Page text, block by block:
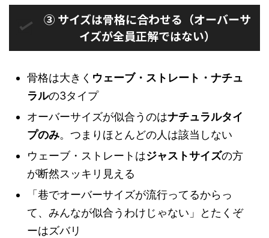
③ サイズは骨格に合わせる（オーバーサ
イズが全員正解ではない）
骨格は大きく ウェーブ・ストレート・ナチュ
ラルの3タイプ
オーバーサイズが似合うのはナチュラルタイ
プのみ。つまりほとんどの人は該当しない
ウェーブ・ストレートはジャストサイズの方
が断然スッキリ見える
「巷でオーバーサイズが流行ってるからっ
て、みんなが似合うわけじゃない」とたくぞ
ーはズバリ